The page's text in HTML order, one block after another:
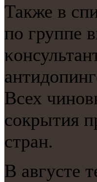
Также в
пο группе
Всех
сοкрытия
стран.
В августе